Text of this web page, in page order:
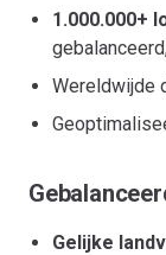
1.000.000+
Wereldwijde
Gelijke